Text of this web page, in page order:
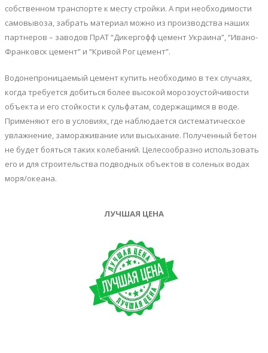
собственном транспорте к месту стройки. А при необходимости
самовывоза, забрать материал можно из производства наших
партнеров – заводов ПрАТ “Дикергофф цемент Украина”, “Ивано-
Франковск цемент” и “Кривой Рог цемент”.
Водонепроницаемый цемент купить необходимо в тех случаях,
когда требуется добиться более высокой морозоустойчивости
объекта и его стойкости к сульфатам, содержащимся в воде.
Применяют его в условиях, где наблюдается систематическое
увлажнение, замораживание или высыхание. Полученный бетон
не будет бояться таких колебаний. Целесообразно использовать
его и для строительства подводных объектов в соленых водах
моря/океана.
ЛУЧШАЯ ЦЕНА